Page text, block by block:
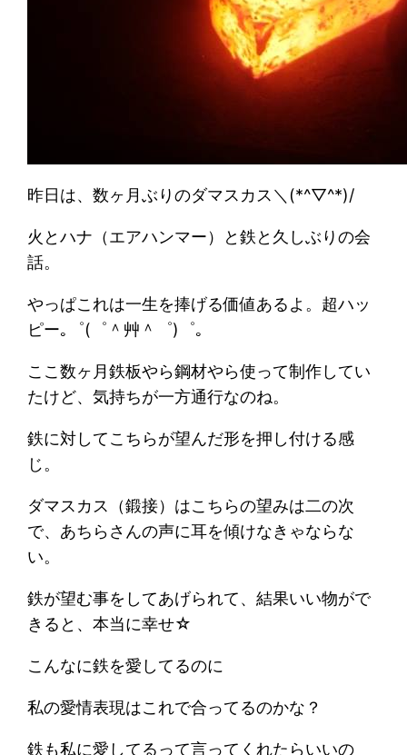
昨日は、数ヶ月ぶりのダマスカス＼(*^▽^*)/
火とハナ（エアハンマー）と鉄と久しぶりの会
話。
やっぱこれは一生を捧げる価値あるよ。超ハッ
ピー｡゜(゜＾艸＾゜)゜｡
ここ数ヶ月鉄板やら鋼材やら使って制作してい
たけど、気持ちが一方通行なのね。
鉄に対してこちらが望んだ形を押し付ける感
じ。
ダマスカス（鍛接）はこちらの望みは二の次
で、あちらさんの声に耳を傾けなきゃならな
い。
鉄が望む事をしてあげられて、結果いい物がで
きると、本当に幸せ☆
こんなに鉄を愛してるのに
私の愛情表現はこれで合ってるのかな？
鉄も私に愛してるって言ってくれたらいいの